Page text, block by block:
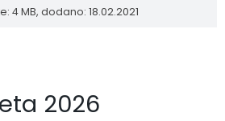
4 MB, dodano: 18.02.2021
2026
značaja